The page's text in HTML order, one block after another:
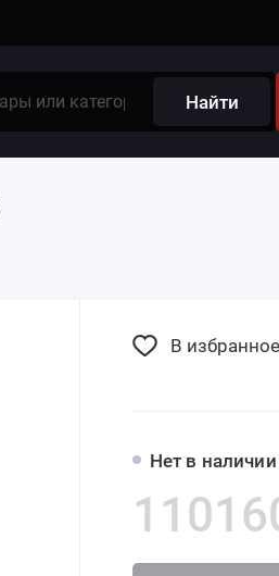
Найти
Нет в наличии
В избранное